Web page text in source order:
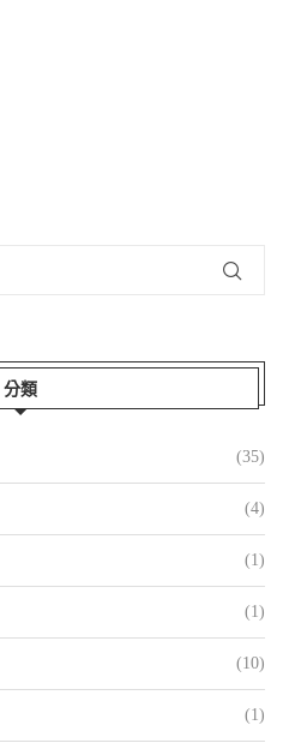
分類
(35)
(4)
(1)
(1)
(10)
(1)